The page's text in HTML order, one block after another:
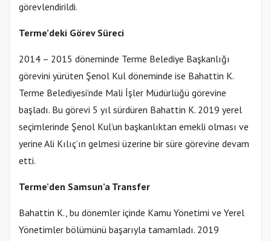
görevlendirildi.
Terme’deki Görev Süreci
2014 – 2015 döneminde Terme Belediye Başkanlığı
görevini yürüten Şenol Kul döneminde ise Bahattin K.
Terme Belediyesi’nde Mali İşler Müdürlüğü görevine
başladı. Bu görevi 5 yıl sürdüren Bahattin K. 2019 yerel
seçimlerinde Şenol Kul’un başkanlıktan emekli olması ve
yerine Ali Kılıç’ın gelmesi üzerine bir süre görevine devam
etti.
Terme’den Samsun’a Transfer
Bahattin K., bu dönemler içinde Kamu Yönetimi ve Yerel
Yönetimler bölümünü başarıyla tamamladı. 2019